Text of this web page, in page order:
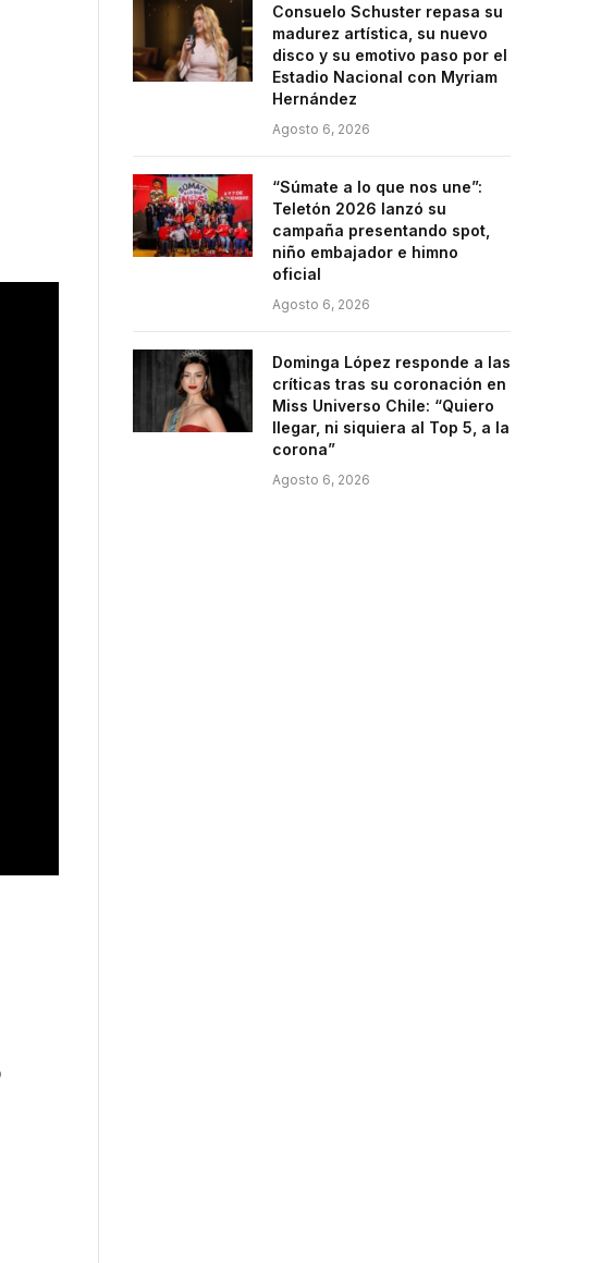
Consuelo Schuster repasa su
madurez artística, su nuevo
disco y su emotivo paso por el
Estadio Nacional con Myriam
Hernández
Agosto 6, 2026
“Súmate a lo que nos une”:
Teletón 2026 lanzó su
campaña presentando spot,
niño embajador e himno
oficial
Agosto 6, 2026
Dominga López responde a las
críticas tras su coronación en
Miss Universo Chile: “Quiero
llegar, ni siquiera al Top 5, a la
corona”
Agosto 6, 2026